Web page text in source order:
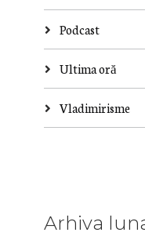
Podcast
Ultima oră
Vladimirisme
Arhiva